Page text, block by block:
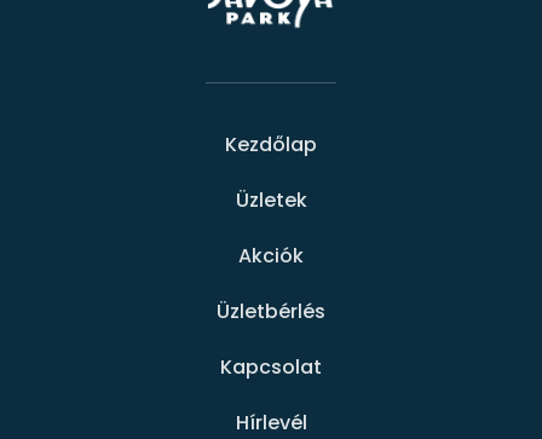
Kezdőlap
Üzletek
Akciók
Üzletbérlés
Kapcsolat
Hírlevél